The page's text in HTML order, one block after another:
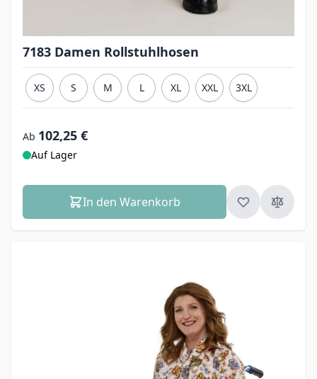
7183 Damen Rollstuhlhosen
XS S M L XL XXL 3XL
Ab 102,25 €
Auf Lager
In den Warenkorb